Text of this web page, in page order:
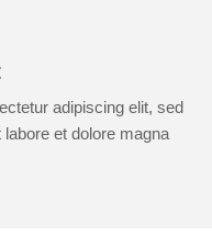
adipiscing elit, sed
et dolore magna